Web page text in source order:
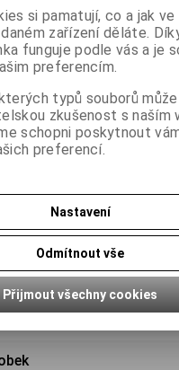
Přidat do oblíbených Tisk
24 Termín dodání obvykle
ks Prodejna Zlín:— Sklad
si pamatují, co a jak ve
zařízení děláte.
funguje podle vás a je
preferencím.
typů souborů
zkušenost s naším
schopni poskytnout
preferencí.
Nastavení
Odmítnout vše
Přijmout všechny cookies